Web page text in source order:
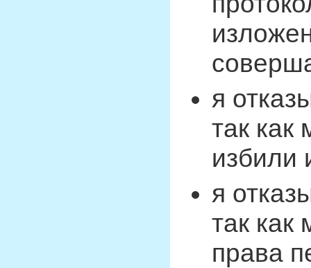
я
так как
избили
я
так как
права